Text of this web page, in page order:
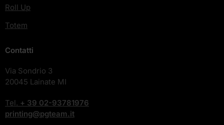
Roll Up
Totem
Contatti
Via Sondrio 3
20045 Lainate MI
Tel. + 39 02-93781976
printing@pgteam.it